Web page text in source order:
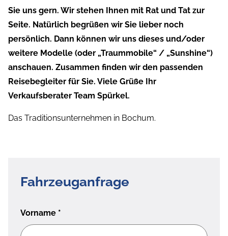
Sie uns gern. Wir stehen Ihnen mit Rat und Tat zur
Seite. Natürlich begrüßen wir Sie lieber noch
persönlich. Dann können wir uns dieses und/oder
weitere Modelle (oder „Traummobile“ / „Sunshine“)
anschauen. Zusammen finden wir den passenden
Reisebegleiter für Sie. Viele Grüße Ihr
Verkaufsberater Team Spürkel.
Das Traditionsunternehmen in Bochum.
Fahrzeuganfrage
Vorname *